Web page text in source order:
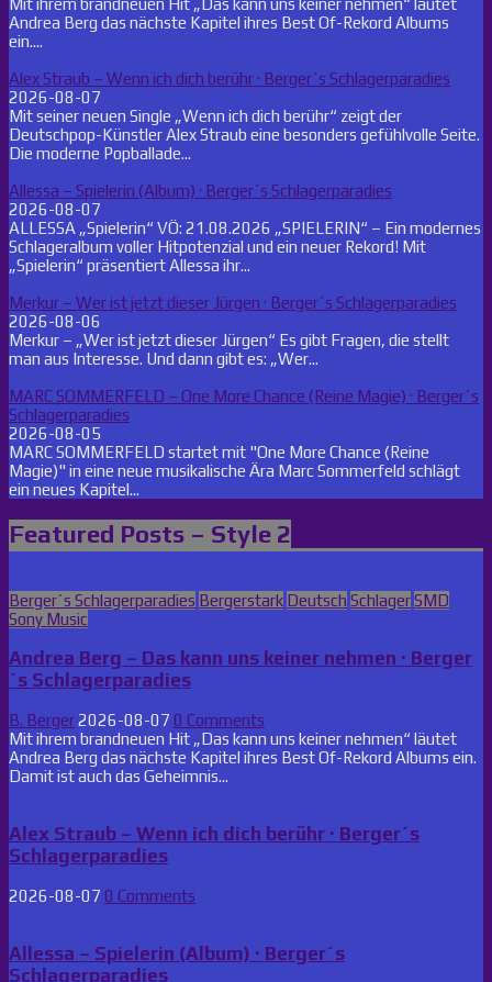
Mit ihrem brandneuen Hit „Das kann uns keiner nehmen“ läutet
Andrea Berg das nächste Kapitel ihres Best Of-Rekord Albums
ein....
Alex Straub – Wenn ich dich berühr · Berger´s Schlagerparadies
2026-08-07
Mit seiner neuen Single „Wenn ich dich berühr“ zeigt der
Deutschpop-Künstler Alex Straub eine besonders gefühlvolle Seite.
Die moderne Popballade...
Allessa – Spielerin (Album) · Berger´s Schlagerparadies
2026-08-07
ALLESSA „Spielerin“ VÖ: 21.08.2026 „SPIELERIN“ – Ein modernes
Schlageralbum voller Hitpotenzial und ein neuer Rekord! Mit
„Spielerin“ präsentiert Allessa ihr...
Merkur – Wer ist jetzt dieser Jürgen · Berger´s Schlagerparadies
2026-08-06
Merkur – „Wer ist jetzt dieser Jürgen“ Es gibt Fragen, die stellt
man aus Interesse. Und dann gibt es: „Wer...
MARC SOMMERFELD – One More Chance (Reine Magie) · Berger´s
Schlagerparadies
2026-08-05
MARC SOMMERFELD startet mit "One More Chance (Reine
Magie)" in eine neue musikalische Ära Marc Sommerfeld schlägt
ein neues Kapitel...
Featured Posts – Style 2
Posted
in
Berger´s Schlagerparadies Bergerstark Deutsch SchlagerSMD
Sony Music
Andrea Berg – Das kann uns keiner nehmen · Berger
´s Schlagerparadies
B. Berger2026-08-07 0 Comments
Mit ihrem brandneuen Hit „Das kann uns keiner nehmen“ läutet
Andrea Berg das nächste Kapitel ihres Best Of-Rekord Albums ein.
Damit ist auch das Geheimnis...
Alex Straub – Wenn ich dich berühr · Berger´s
Schlagerparadies
2026-08-07 0 Comments
Allessa – Spielerin (Album) · Berger´s
Schlagerparadies